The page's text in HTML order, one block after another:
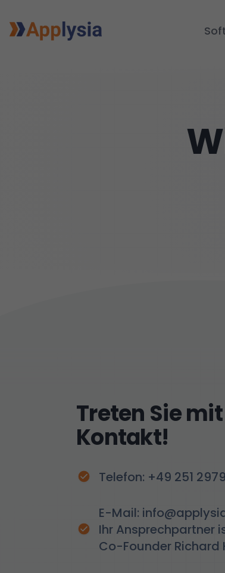
Treten Sie
Kontakt!
Telefon: +49 251
E-Mail:
Ihr Ansprechpartner
Co-Founder Richard